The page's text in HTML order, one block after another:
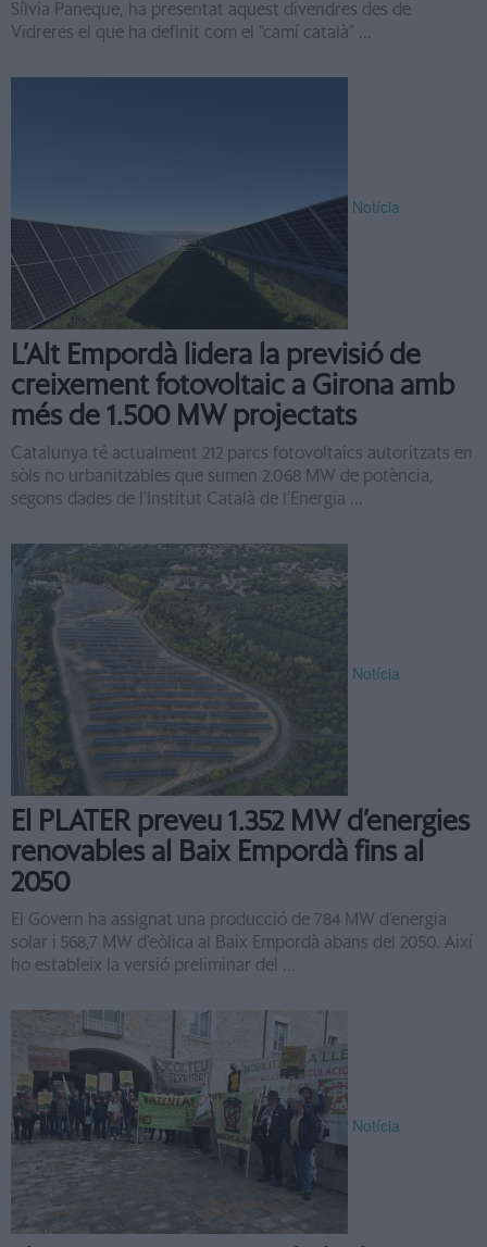
Sílvia Paneque, ha presentat aquest divendres des de
Vidreres el que ha definit com el “camí català” ...
Notícia
L’Alt Empordà lidera la previsió de
creixement fotovoltaic a Girona amb
més de 1.500 MW projectats
Catalunya té actualment 212 parcs fotovoltaics autoritzats en
sòls no urbanitzables que sumen 2.068 MW de potència,
segons dades de l’Institut Català de l’Energia ...
Notícia
El PLATER preveu 1.352 MW d’energies
renovables al Baix Empordà fins al
2050
El Govern ha assignat una producció de 784 MW d’energia
solar i 568,7 MW d’eòlica al Baix Empordà abans del 2050. Així
ho estableix la versió preliminar del ...
Notícia